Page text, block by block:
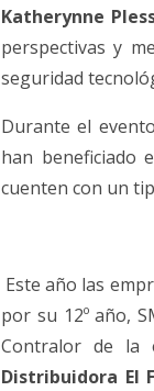
Katherynne
perspectivas y
seguridad
Durante el
han beneficiado
cuenten con un
Este año las
por su 12º año,
Contralor de la
Distribuidora El